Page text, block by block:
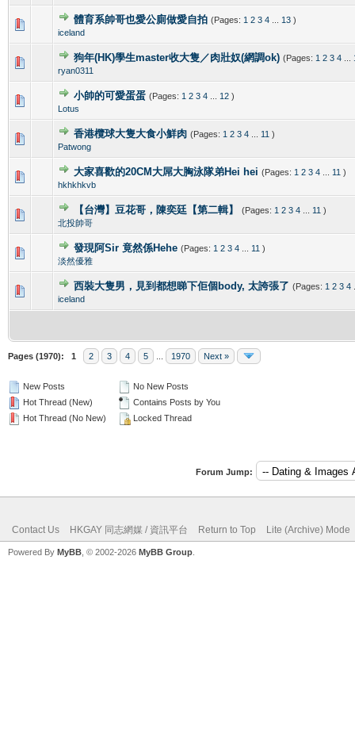
體育系帥哥也愛公廁做愛自拍 (Pages: 1 2 3 4 13 )
iceland
0 Vote(s) - 0 out of 5 in Average
12345
狗年(HK)學生master收大隻／肉壯奴(網調ok) (Pages: 1 2 3 4
ryan0311
0 Vote(s) - 0 out of 5 in Average
12345
小帥的可愛蛋蛋 (Pages: 1 2 3 4 12 )
Lotus
0 Vote(s) - 0 out of 5 in Average
12 3 4 5
香港欖球大隻大食小鮮肉 (Pages: 1 2 3 4 11 )
Patwong
0 Vote(s) - 0 out of 5 in Average
123 45
大家喜歡的20CM大屌大胸泳隊弟Hei hei (Pages: 1 2 3 4 11 )
hkhkhkvb
0 Vote(s) - 0 out of 5 in Average
12345
【台灣】豆花哥，陳奕廷【第二輯】 (Pages: 1 2 3 4 11 )
北投帥哥
0 Vote(s) - 0 out of 5 in Average
123 45
發現阿Sir 竟然係Hehe (Pages: 1 2 3 4 11 )
淡然優雅
1 Vote(s) - 3 out of 5 in Average
12345
西裝大隻男，見到都想睇下佢個body, 太誇張了 (Pages: 1 2 3 4
iceland
0 Vote(s) - 0 out of 5 in Average
123 45
Pages (1970): 1 2 3 4 5 1970 Next »
New Posts
Hot Thread (New)
Hot Thread (No New)
No New Posts
Contains Posts by You
Locked Thread
Forum Jump:
Contact Us HKGAY 同志網媒 / 資訊平台 Return to Top Lite (Archive) Mode
Powered By MyBB , © 2002-2026 MyBB Group